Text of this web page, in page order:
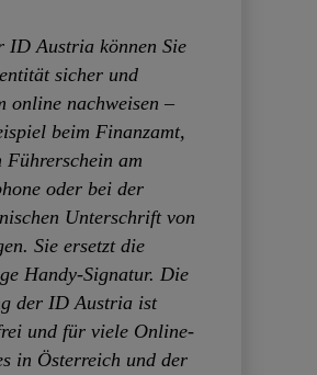
ID Austria können Sie
sicher und
online nachweisen –
beim Finanzamt,
Führerschein am
oder bei der
Unterschrift von
Sie ersetzt die
Handy-Signatur. Die
der ID Austria ist
und für viele Online-
in Österreich und der